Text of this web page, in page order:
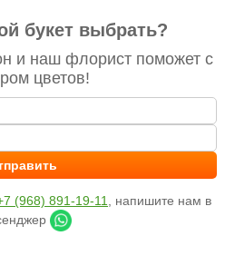
букет выбрать?
и наш флорист поможет с
цветов!
(968) 891-19-11
, напишите нам в